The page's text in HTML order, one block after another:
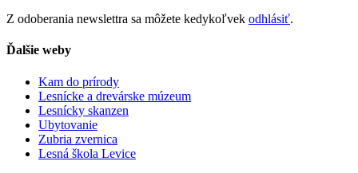
Z odoberania newslettra sa môžete kedykoľvek odhlásiť.
Ďalšie weby
Kam do prírody
Lesnícke a drevárske múzeum
Lesnícky skanzen
Ubytovanie
Zubria zvernica
Lesná škola Levice